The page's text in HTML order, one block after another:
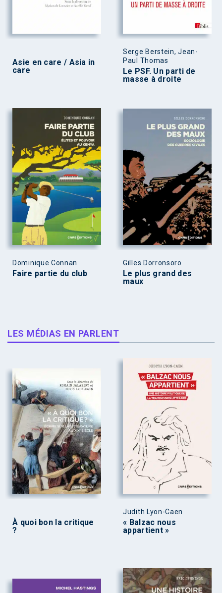
Asie en care / Asia in
care
Serge Berstein, Jean-
Paul Thomas
Le PSF. Un parti de
masse à droite
Dominique Connan
Faire partie du club
Gilles Dorronsoro
Le plus grand des
maux
LES MÉDIAS EN PARLENT
À quoi bon la critique
?
Judith Lyon-Caen
« Balzac nous
appartient »